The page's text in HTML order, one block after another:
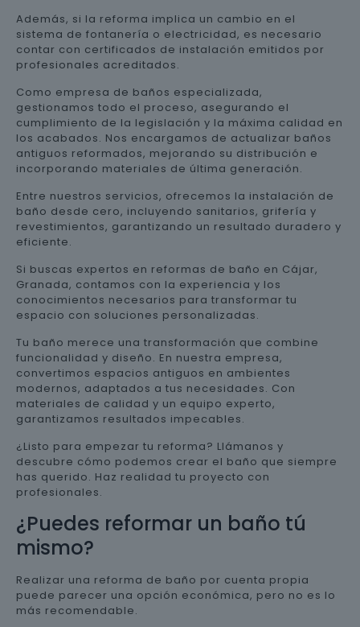
Además, si la reforma implica un cambio en el
sistema de fontanería o electricidad, es necesario
contar con certificados de instalación emitidos por
profesionales acreditados.
Como empresa de baños especializada,
gestionamos todo el proceso, asegurando el
cumplimiento de la legislación y la máxima calidad en
los acabados. Nos encargamos de actualizar baños
antiguos reformados, mejorando su distribución e
incorporando materiales de última generación.
Entre nuestros servicios, ofrecemos la instalación de
baño desde cero, incluyendo sanitarios, grifería y
revestimientos, garantizando un resultado duradero y
eficiente.
Si buscas expertos en reformas de baño en Cájar,
Granada, contamos con la experiencia y los
conocimientos necesarios para transformar tu
espacio con soluciones personalizadas.
Tu baño merece una transformación que combine
funcionalidad y diseño. En nuestra empresa,
convertimos espacios antiguos en ambientes
modernos, adaptados a tus necesidades. Con
materiales de calidad y un equipo experto,
garantizamos resultados impecables.
¿Listo para empezar tu reforma? Llámanos y
descubre cómo podemos crear el baño que siempre
has querido. Haz realidad tu proyecto con
profesionales.
¿Puedes reformar un baño tú
mismo?
Realizar una reforma de baño por cuenta propia
puede parecer una opción económica, pero no es lo
más recomendable.